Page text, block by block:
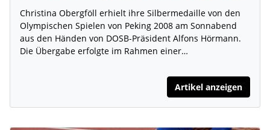
Christina Obergföll erhielt ihre Silbermedaille von den
Olympischen Spielen von Peking 2008 am Sonnabend
aus den Händen von DOSB-Präsident Alfons Hörmann.
Die Übergabe erfolgte im Rahmen einer…
Artikel anzeigen